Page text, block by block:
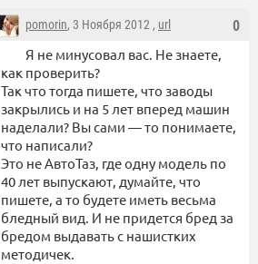
0
pomorin, 3 Ноября 2012 , url
Я не минусовал вас. Не знаете,
как проверить?
Так что тогда пишете, что заводы
закрылись и на 5 лет вперед машин
наделали? Вы сами — то понимаете,
что написали?
Это не АвтоТаз, где одну модель по
40 лет выпускают, думайте, что
пишете, а то будете иметь весьма
бледный вид. И не придется бред за
бредом выдавать с нашистких
методичек.